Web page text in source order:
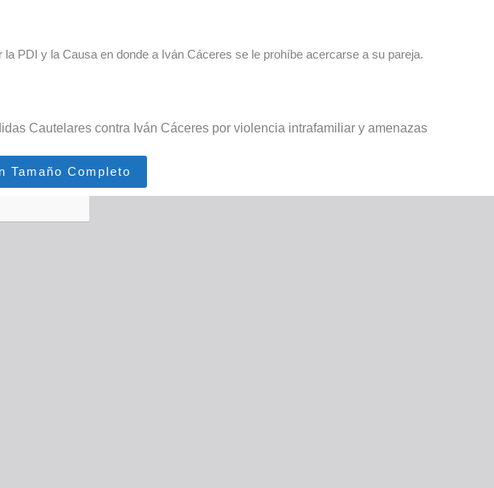
PDI y la Causa en donde a Iván Cáceres se le prohíbe acercarse a su pareja.
Cautelares contra Iván Cáceres por violencia intrafamiliar y amenazas
Tamaño Completo